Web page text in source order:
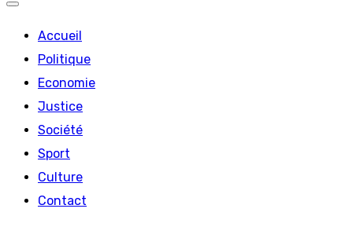
Accueil
Politique
Economie
Justice
Société
Sport
Culture
Contact